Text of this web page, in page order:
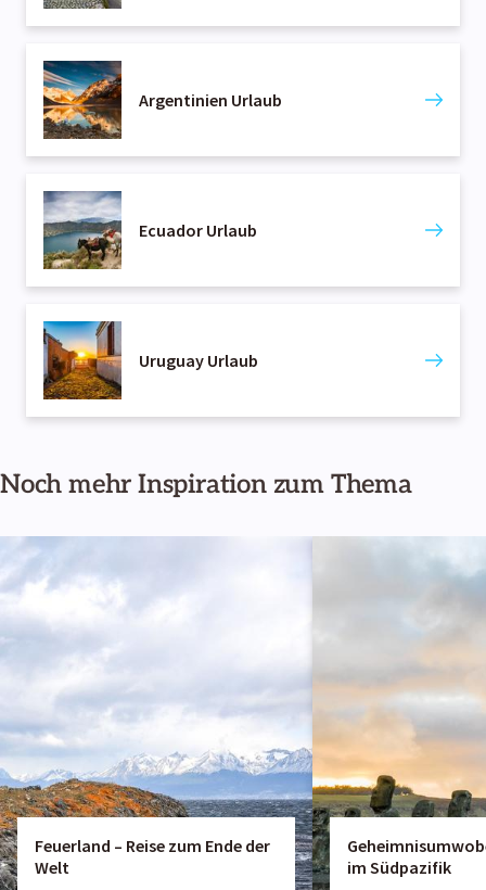
Argentinien Urlaub
Ecuador Urlaub
Uruguay Urlaub
Noch mehr Inspiration zum Thema
Feuerland – Reise zum Ende der
Welt
im Südpazifik